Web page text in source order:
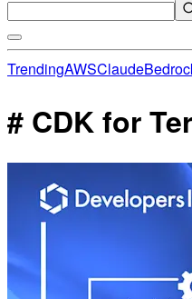
TrendingAWSClaude
# CDK for